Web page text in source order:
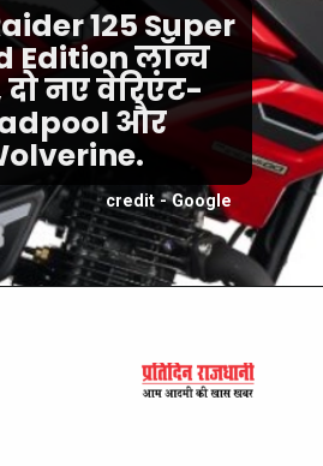
125 Super
Edition लॉन्च
दो नए वेरिएंट-
और
credit - Google